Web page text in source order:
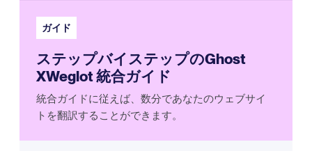
ガイド
ステップバイステップのGhost
XWeglot 統合ガイド
統合ガイドに従えば、数分であなたのウェブサイ
トを翻訳することができます。